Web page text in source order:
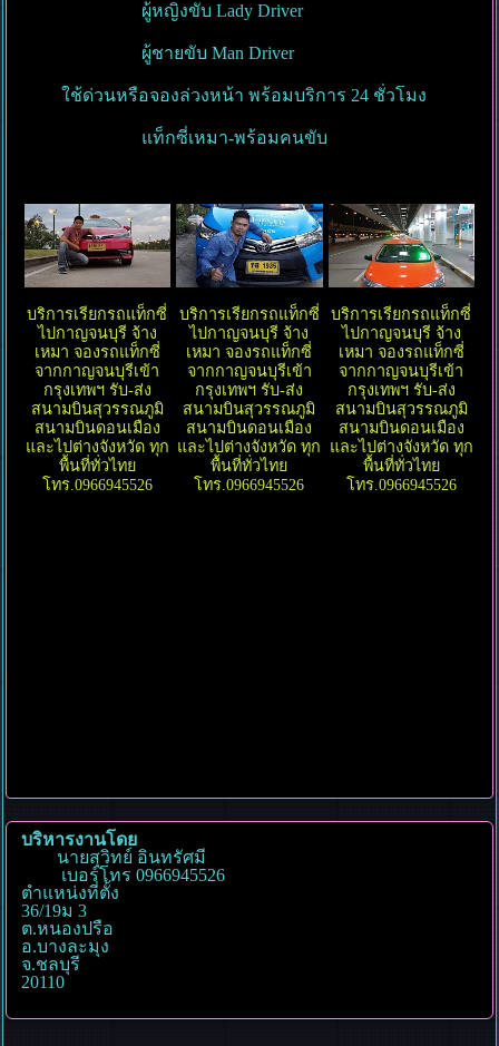
ผู้หญิงขับ Lady Driver
ผู้ชายขับ Man Driver
ใช้ด่วนหรือจองล่วงหน้า พร้อมบริการ 24 ชั่วโมง
แท็กซี่เหมา-พร้อมคนขับ
บริการเรียกรถแท็กซี่
ไปกาญจนบุรี จ้าง
เหมา จองรถแท็กซี่
จากกาญจนบุรีเข้า
กรุงเทพฯ รับ-ส่ง
สนามบินสุวรรณภูมิ
สนามบินดอนเมือง
และไปต่างจังหวัด ทุก
พื้นที่ทั่วไทย
โทร.0966945526
บริการเรียกรถแท็กซี่
ไปกาญจนบุรี จ้าง
เหมา จองรถแท็กซี่
จากกาญจนบุรีเข้า
กรุงเทพฯ รับ-ส่ง
สนามบินสุวรรณภูมิ
สนามบินดอนเมือง
และไปต่างจังหวัด ทุก
พื้นที่ทั่วไทย
โทร.0966945526
บริการเรียกรถแท็กซี่
ไปกาญจนบุรี จ้าง
เหมา จองรถแท็กซี่
จากกาญจนบุรีเข้า
กรุงเทพฯ รับ-ส่ง
สนามบินสุวรรณภูมิ
สนามบินดอนเมือง
และไปต่างจังหวัด ทุก
พื้นที่ทั่วไทย
โทร.0966945526
บริหารงานโดย
นายสุวิทย์ อินทรัศมี
เบอร์โทร 0966945526
ตำแหน่งที่ตั้ง
36/19ม 3
ต.หนองปรือ
อ.บางละมุง
จ.ชลบุรี
20110